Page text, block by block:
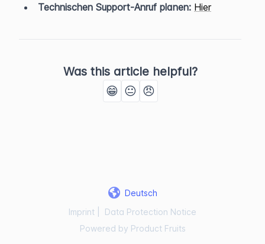
Technischen Support-Anruf planen: Hier
Was this article helpful?
😁 😐 😠
Deutsch
Imprint
Data Protection Notice
Powered by Product Fruits